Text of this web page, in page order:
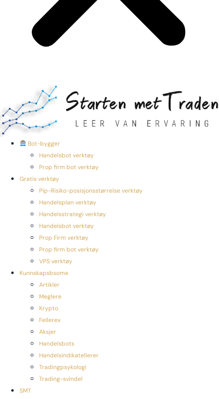
Bot-bygger
Handelsbot verktøy
Prop firm bot verktøy
Gratis verktøy
Pip-Risiko-posisjonsstørrelse verktøy
Handelsplan verktøy
Handelsstrategi verktøy
Handelsbot verktøy
Prop Firm verktøy
Prop firm bot verktøy
VPS verktøy
Kunnskapsbsome
Artikler
Meglere
Krypto
Fellerex
Aksjer
Handelsbots
Handelsindikatellerer
Tradingpsykologi
Trading-svindel
SMT